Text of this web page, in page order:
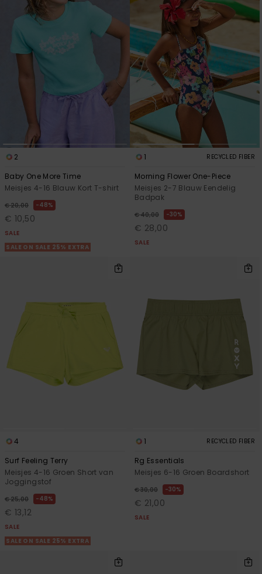
2
Baby One More Time
Meisjes 4-16 Blauw Kort T-shirt
€ 20,00 48%
€ 10,50
SALE
SALE ON SALE 25% EXTRA
1 RECYCLED FIBER
Morning Flower One-Piece
Meisjes 2-7 Blauw Eendelig
Badpak
€ 40,00 30%
€ 28,00
SALE
4
Surf Feeling Terry
Meisjes 4-16 Groen Short van
Joggingstof
€ 25,00 48%
€ 13,12
SALE
SALE ON SALE 25% EXTRA
1 RECYCLED FIBER
Rg Essentials
Meisjes 6-16 Groen Boardshort
€ 30,00 30%
€ 21,00
SALE